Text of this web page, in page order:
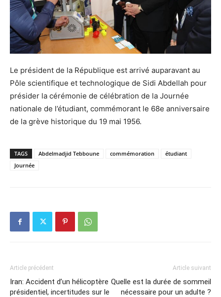
Le président de la République est arrivé auparavant au
Pôle scientifique et technologique de Sidi Abdellah pour
présider la cérémonie de célébration de la Journée
nationale de l’étudiant, commémorant le 68e anniversaire
de la grève historique du 19 mai 1956.
TAGS Abdelmadjid Tebboune commémoration
étudiant
Journée
Article précédent
Iran: Accident d’un hélicoptère
présidentiel, incertitudes sur le
Article suivant
Quelle est la durée de sommeil
nécessaire pour un adulte ?